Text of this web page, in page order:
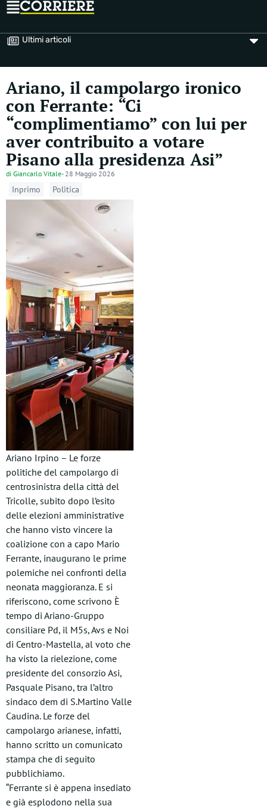
Ultimi articoli
Ariano, il campolargo ironico
con Ferrante: “Ci
“complimentiamo” con lui per
aver contribuito a votare
Pisano alla presidenza Asi”
di Giancarlo Vitale- 28 Maggio 2026
Inprimo Politica
Ariano Irpino – Le forze
politiche del campolargo di
centrosinistra della città del
Tricolle, subito dopo l’esito
delle elezioni amministrative
che hanno visto vincere la
coalizione con a capo Mario
Ferrante, inaugurano le prime
polemiche nei confronti della
neonata maggioranza. E si
riferiscono, come scrivono È
tempo di Ariano-Gruppo
consiliare Pd, il M5s, Avs e Noi
di Centro-Mastella, al voto che
ha visto la rielezione, come
presidente del consorzio Asi,
Pasquale Pisano, tra l’altro
sindaco dem di S.Martino Valle
Caudina. Le forze del
campolargo arianese, infatti,
hanno scritto un comunicato
stampa che di seguito
pubblichiamo.
“Ferrante si è appena insediato
e già esplodono nella sua